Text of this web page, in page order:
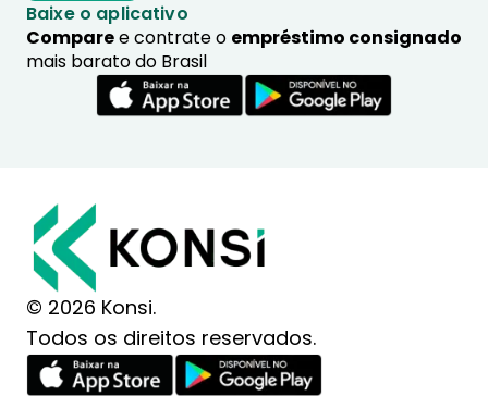
Baixe o aplicativo
Comparee contrate o empréstimo consignado
mais barato do Brasil
© 2026 Konsi.
Todos os direitos reservados.